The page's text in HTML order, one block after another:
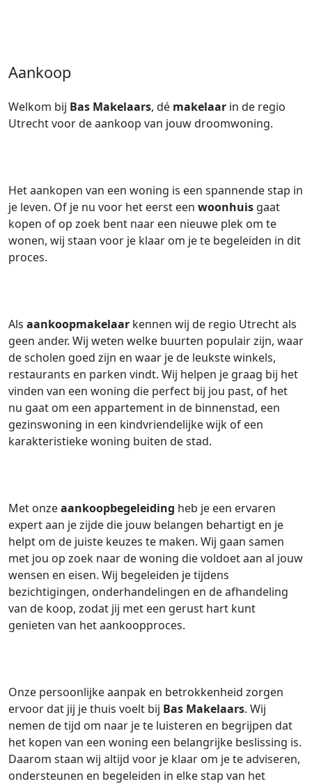
Aankoop
Welkom bij Bas Makelaars, dé makelaar in de regio
Utrecht voor de aankoop van jouw droomwoning.
Het aankopen van een woning is een spannende stap in
je leven. Of je nu voor het eerst een woonhuis gaat
kopen of op zoek bent naar een nieuwe plek om te
wonen, wij staan voor je klaar om je te begeleiden in dit
proces.
Als aankoopmakelaar kennen wij de regio Utrecht als
geen ander. Wij weten welke buurten populair zijn, waar
de scholen goed zijn en waar je de leukste winkels,
restaurants en parken vindt. Wij helpen je graag bij het
vinden van een woning die perfect bij jou past, of het
nu gaat om een appartement in de binnenstad, een
gezinswoning in een kindvriendelijke wijk of een
karakteristieke woning buiten de stad.
Met onzeaankoopbegeleiding heb je een ervaren
expert aan je zijde die jouw belangen behartigt en je
helpt om de juiste keuzes te maken. Wij gaan samen
met jou op zoek naar de woning die voldoet aan al jouw
wensen en eisen. Wij begeleiden je tijdens
bezichtigingen, onderhandelingen en de afhandeling
van de koop, zodat jij met een gerust hart kunt
genieten van het aankoopproces.
Onze persoonlijke aanpak en betrokkenheid zorgen
ervoor dat jij je thuis voelt bij Bas Makelaars. Wij
nemen de tijd om naar je te luisteren en begrijpen dat
het kopen van een woning een belangrijke beslissing is.
Daarom staan wij altijd voor je klaar om je te adviseren,
ondersteunen en begeleiden in elke stap van het